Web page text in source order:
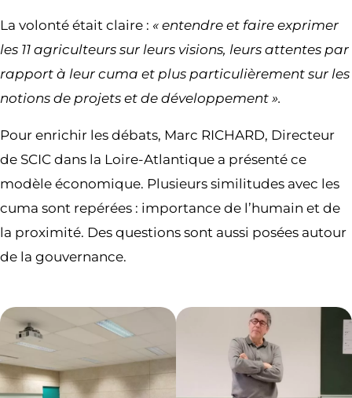
La volonté était claire : « entendre et faire exprimer
les 11 agriculteurs sur leurs visions, leurs attentes par
rapport à leur cuma et plus particulièrement sur les
notions de projets et de développement ».
Pour enrichir les débats, Marc RICHARD, Directeur
de SCIC dans la Loire-Atlantique a présenté ce
modèle économique. Plusieurs similitudes avec les
cuma sont repérées : importance de l’humain et de
la proximité. Des questions sont aussi posées autour
de la gouvernance.